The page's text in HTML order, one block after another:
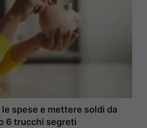
spese e mettere soldi da
6 trucchi segreti